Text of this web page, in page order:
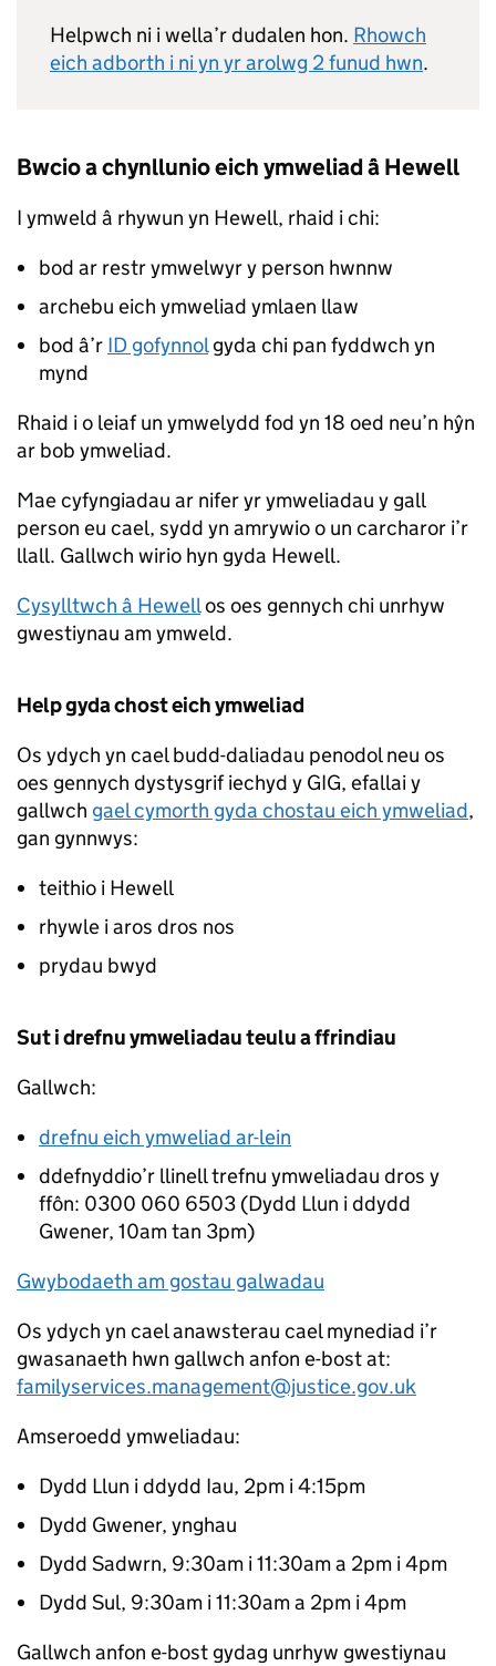
Helpwch ni i wella’r dudalen hon. Rhowch
eich adborth i ni yn yr arolwg 2 funud hwn.
Bwcio a chynllunio eich ymweliad â Hewell
I ymweld â rhywun yn Hewell, rhaid i chi:
bod ar restr ymwelwyr y person hwnnw
archebu eich ymweliad ymlaen llaw
bod â’r ID gofynnolgyda chi pan fyddwch yn
mynd
Rhaid i o leiaf un ymwelydd fod yn 18 oed neu’n hŷn
ar bob ymweliad.
Mae cyfyngiadau ar nifer yr ymweliadau y gall
person eu cael, sydd yn amrywio o un carcharor i’r
llall. Gallwch wirio hyn gyda Hewell.
Cysylltwch â Hewellos oes gennych chi unrhyw
gwestiynau am ymweld.
Help gyda chost eich ymweliad
Os ydych yn cael budd-daliadau penodol neu os
oes gennych dystysgrif iechyd y GIG, efallai y
gallwch gael cymorth gyda chostau eich ymweliad,
gan gynnwys:
teithio i Hewell
rhywle i aros dros nos
prydau bwyd
Sut i drefnu ymweliadau teulu a ffrindiau
Gallwch:
drefnu eich ymweliad ar-lein
ddefnyddio’r llinell trefnu ymweliadau dros y
ffôn: 0300 060 6503 (Dydd Llun i ddydd
Gwener, 10am tan 3pm)
Gwybodaeth am gostau galwadau
Os ydych yn cael anawsterau cael mynediad i’r
gwasanaeth hwn gallwch anfon e-bost at:
familyservices.management@justice.gov.uk
Amseroedd ymweliadau:
Dydd Llun i ddydd Iau, 2pm i 4:15pm
Dydd Gwener, ynghau
Dydd Sadwrn, 9:30am i 11:30am a 2pm i 4pm
Dydd Sul, 9:30am i 11:30am a 2pm i 4pm
Gallwch anfon e-bost gydag unrhyw gwestiynau